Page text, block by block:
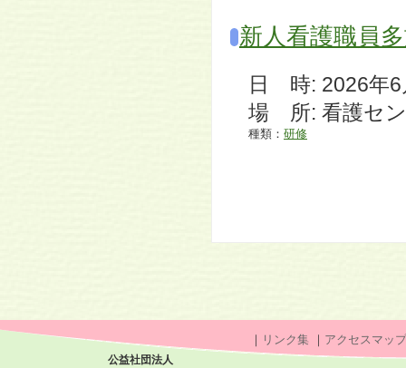
新人看護職員
日 時: 2026年6
場 所: 看護セ
種類： 研修
｜ リンク集 ｜ アクセスマップ
公益社団法人